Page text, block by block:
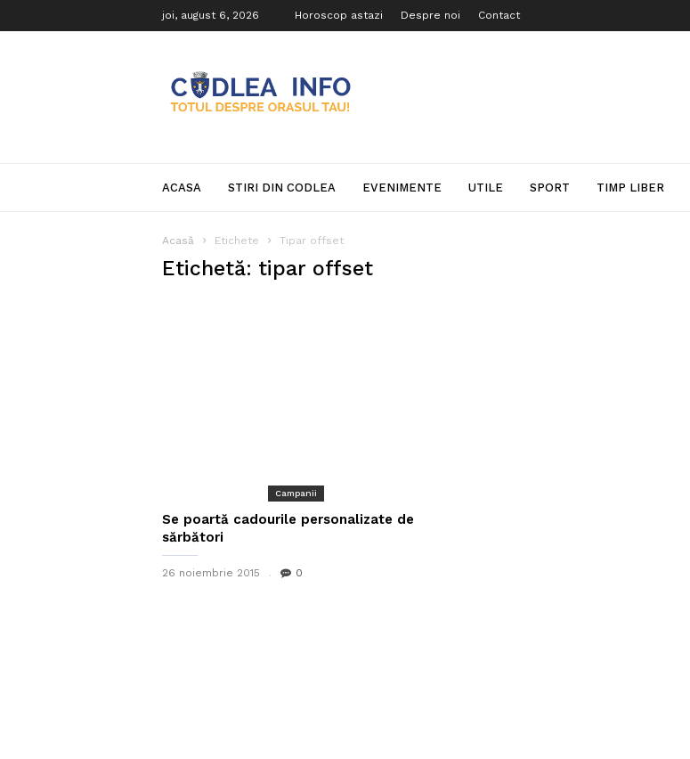
joi, august 6, 2026 Horoscop astazi Despre noi Contact
Info
ACASA STIRI DIN CODLEA EVENIMENTE UTILE SPORT TIMP LIBER
Acasă Etichete Tipar offset
Etichetă: tipar offset
Campanii
Se poartă cadourile personalizate de
sărbători
26 noiembrie 2015 0